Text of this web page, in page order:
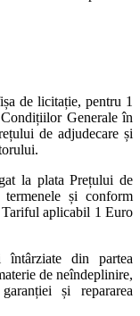
de licitație, pentru 1
Generale în
de adjudecare și
la plata Prețului de
și conform
aplicabil 1 Euro
din partea
de neîndeplinire,
și repararea